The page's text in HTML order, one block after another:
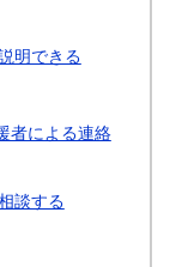
明できる
者による連絡
談する